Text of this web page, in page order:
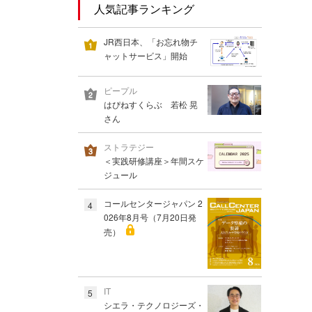
人気記事ランキング
JR西日本、「お忘れ物チ
ャットサービス」開始
ピープル
はぴねすくらぶ 若松 晃
さん
ストラテジー
＜実践研修講座＞年間スケ
ジュール
4
コールセンタージャパン 2
026年8月号（7月20日発
売）
5
IT
シエラ・テクノロジーズ・